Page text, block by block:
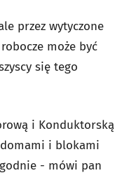
przez wytyczone
może być
się tego
i Konduktorską
i blokami
- mówi pan